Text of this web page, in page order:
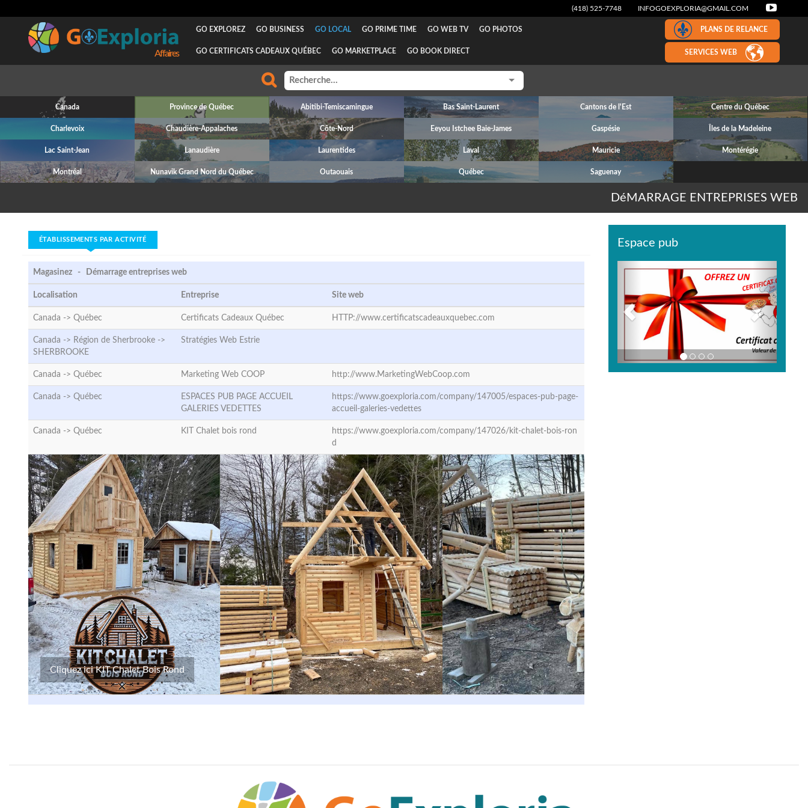
(418) 525-7748 INFOGOEXPLORIA@GMAIL.COM
Attraits
GO EXPLOREZ GO BUSINESS GO LOCAL GO PRIME TIME GO WEB TV GO PHOTOS
GO CERTIFICATS CADEAUX QUÉBEC GO MARKETPLACE GO BOOK DIRECT
PLANS DE RELANCE
SERVICES WEB
Canada Province de Québec Abitibi-Temiscamingue Bas Saint-Laurent Cantons de l'Est Centre du Québec
Charlevoix Chaudière-Appalaches Côte-Nord Eeyou Istchee Baie-James Gaspésie Îles de la Madeleine
Lac Saint-Jean Lanaudière Laurentides Laval Mauricie Montérégie
Montréal Nunavik Grand Nord du Québec Outaouais Québec Saguenay
DéMARRAGE ENTREPRISES WEB
ÉTABLISSEMENTS PAR ACTIVITÉ
Magasinez - Démarrage entreprises web
Localisation Entreprise Site web
Canada -> Québec Certificats Cadeaux Québec HTTP://www.certificatscadeauxquebec.com
Canada -> Région de Sherbrooke ->
SHERBROOKE
Stratégies Web Estrie
Canada -> Québec Marketing Web COOP http://www.MarketingWebCoop.com
Canada -> Québec
ESPACES PUB PAGE ACCUEIL
GALERIES VEDETTES
https://www.goexploria.com/company/147005/espaces-pub-page-
accueil-galeries-vedettes
Canada -> Québec KIT Chalet bois rond
https://www.goexploria.com/company/147026/kit-chalet-bois-ron
d
Cliquez ici KIT Chalet Bois Rond
Espace pub
Previous
Next